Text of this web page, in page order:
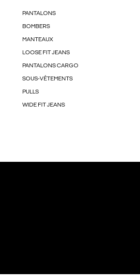
PANTALONS
BOMBERS
MANTEAUX
LOOSE FIT JEANS
PANTALONS CARGO
SOUS-VÊTEMENTS
PULLS
WIDE FIT JEANS